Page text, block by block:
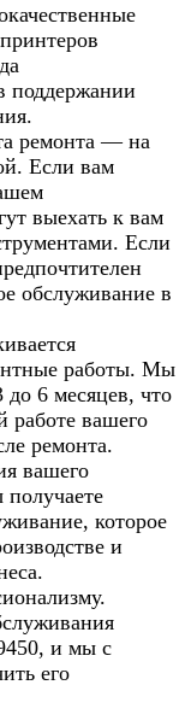
поддержании
ремонта — на
Если вам
выехать к вам
Если
обслуживание в
работы. Мы
до 6 месяцев, что
работе вашего
ремонта.
вашего
которое
и
и мы с
его